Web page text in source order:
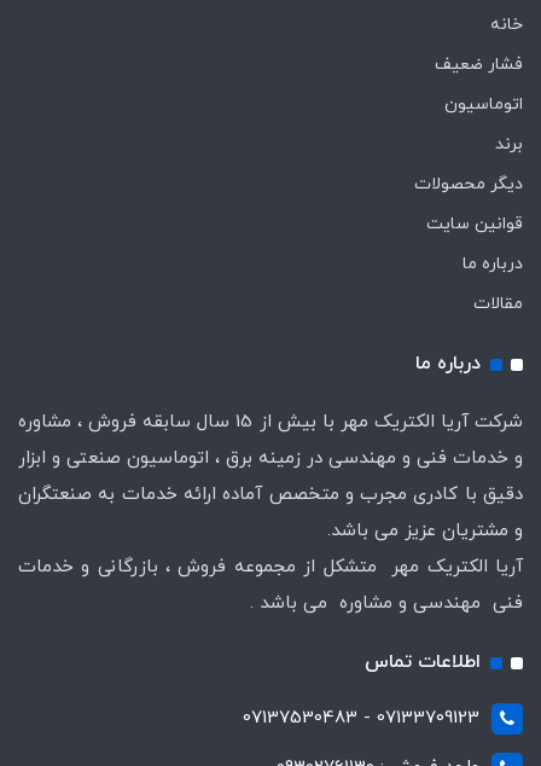
خانه
فشار ضعیف
اتوماسیون
برند
دیگر محصولات
قوانین سایت
درباره ما
مقالات
درباره ما
شرکت آریا الکتریک مهر با بیش از 15 سال سابقه فروش ، مشاوره
و خدمات فنی و مهندسی در زمینه برق ، اتوماسیون صنعتی و ابزار
دقیق با کادری مجرب و متخصص آماده ارائه خدمات به صنعتگران
و مشتریان عزیز می باشد.
آریا الکتریک مهر متشکل از مجموعه فروش ، بازرگانی و خدمات
فنی مهندسی و مشاوره می باشد .
اطلاعات تماس
07133709123 - 07137530483